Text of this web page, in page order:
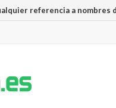
referencia a